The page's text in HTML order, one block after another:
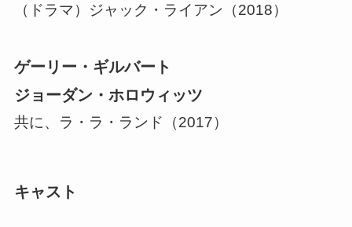
（ドラマ）ジャック・ライアン（2018）
ゲーリー・ギルバート
ジョーダン・ホロウィッツ
共に、ラ・ラ・ランド（2017）
キャスト